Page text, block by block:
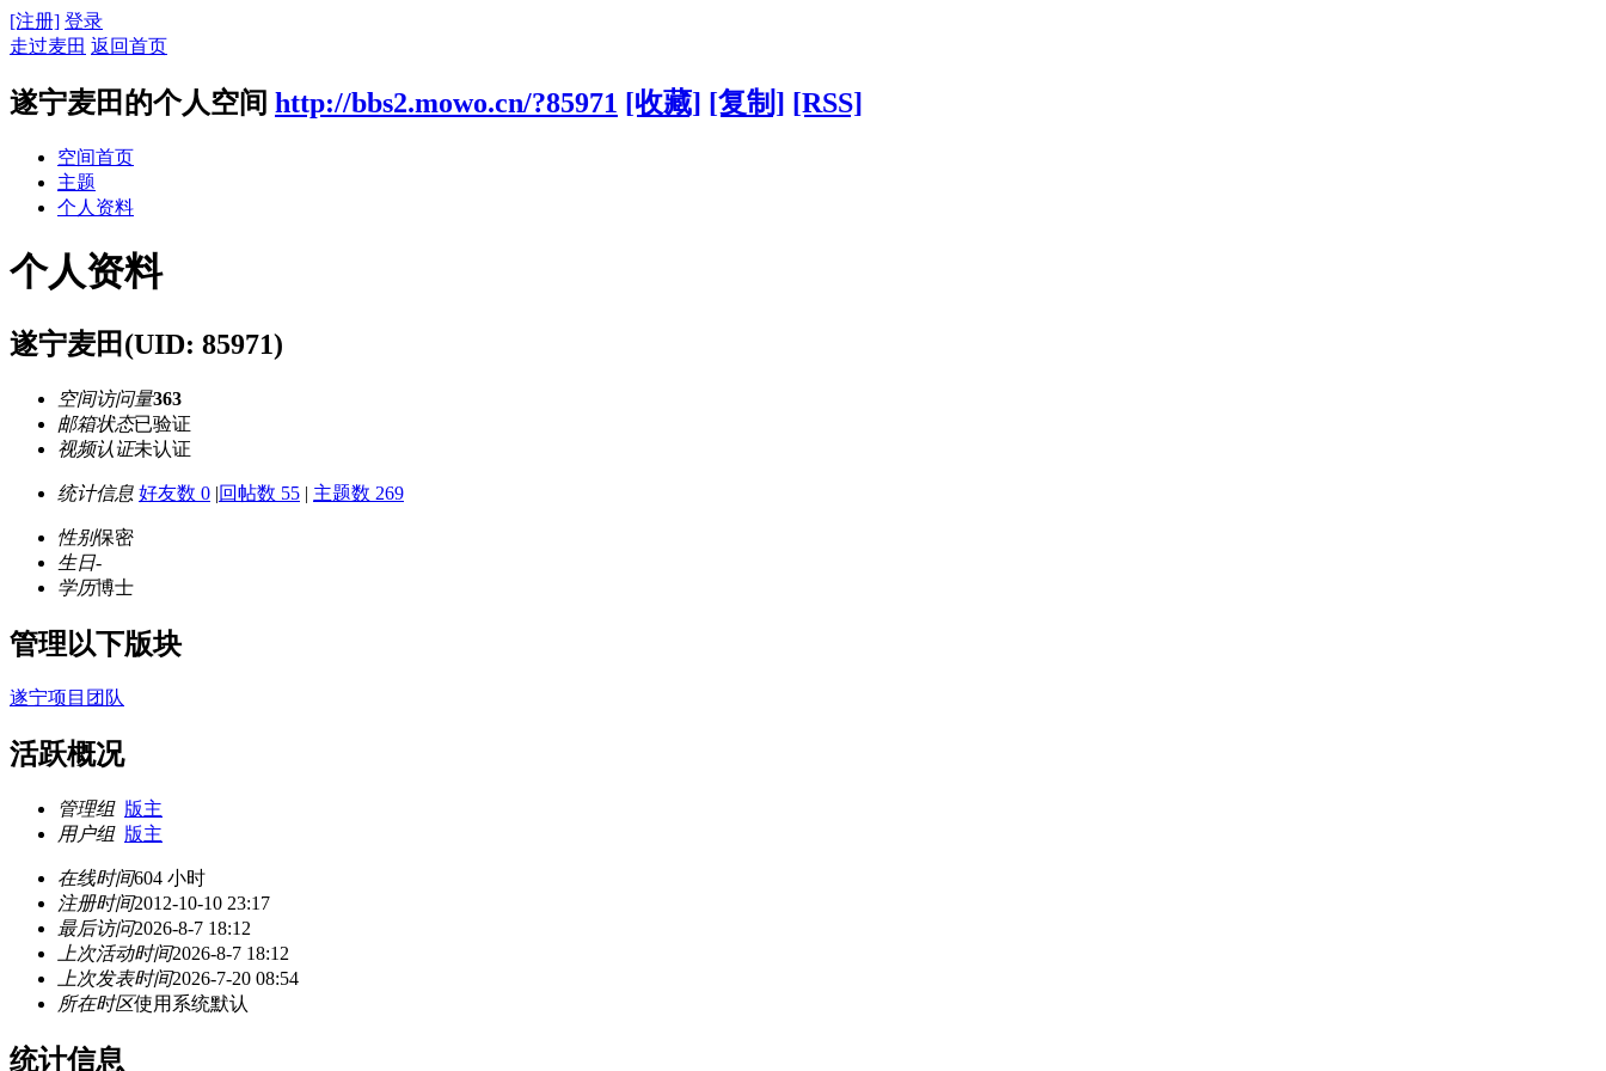
[注册] 登录
走过麦田 返回首页
遂宁麦田的个人空间 http://bbs2.mowo.cn/?85971 [收藏] [复制] [RSS]
空间首页
主题
个人资料
个人资料
遂宁麦田 (UID: 85971)
空间访问量363
邮箱状态已验证
视频认证未认证
统计信息 好友数 0 |回帖数 55 | 主题数 269
性别保密
生日-
学历博士
管理以下版块
遂宁项目团队
活跃概况
管理组 版主
用户组 版主
在线时间604 小时
注册时间2012-10-10 23:17
最后访问2026-8-7 18:12
上次活动时间2026-8-7 18:12
上次发表时间2026-7-20 08:54
所在时区使用系统默认
统计信息